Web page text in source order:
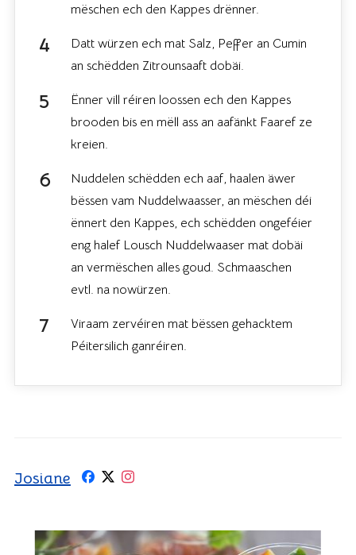
mëschen ech den Kappes drënner.
Datt würzen ech mat Salz, Peffer an Cumin
an schëdden Zitrounsaaft dobäi.
Ënner vill réiren loossen ech den Kappes
brooden bis en mëll ass an aafänkt Faaref ze
kreien.
Nuddelen schëdden ech aaf, haalen äwer
bëssen vam Nuddelwaasser, an mëschen déi
ënnert den Kappes, ech schëdden ongeféier
eng halef Lousch Nuddelwaaser mat dobäi
an vermëschen alles goud. Schmaaschen
evtl. na nowürzen.
Viraam zervéiren mat bëssen gehacktem
Péitersilich ganréiren.
Josiane